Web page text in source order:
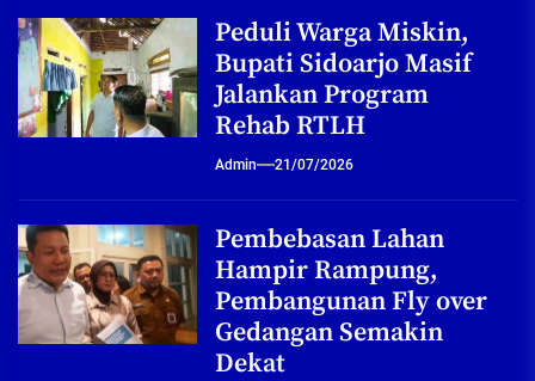
Peduli Warga Miskin,
Bupati Sidoarjo Masif
Jalankan Program
Rehab RTLH
Admin 21/07/2026
Pembebasan Lahan
Hampir Rampung,
Pembangunan Fly over
Gedangan Semakin
Dekat